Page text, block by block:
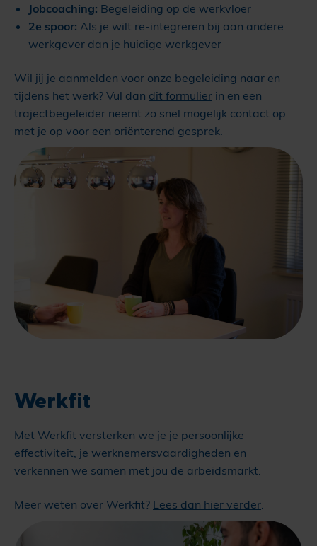
Jobcoaching: Begeleiding op de werkvloer
2e spoor: Als je wilt re-integreren bij aan andere
werkgever dan je huidige werkgever
Wil jij je aanmelden voor onze begeleiding naar en
tijdens het werk? Vul dan dit formulier in en een
trajectbegeleider neemt zo snel mogelijk contact op
met je op voor een oriënterend gesprek.
Werkfit
Met Werkfit versterken we je je persoonlijke
effectiviteit, je werknemersvaardigheden en
verkennen we samen met jou de arbeidsmarkt.
Meer weten over Werkfit? Lees dan hier verder